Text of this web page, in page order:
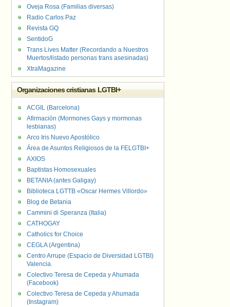
Oveja Rosa (Familias diversas)
Radio Carlos Paz
Revista GQ
SentidoG
Trans Lives Matter (Recordando a Nuestros
Muertos/listado personas trans asesinadas)
XtraMagazine
Organizaciones cristianas LGTBI+
ACGIL (Barcelona)
Afirmación (Mormones Gays y mormonas
lesbianas)
Arco Iris Nuevo Apostólico
Área de Asuntos Religiosos de la FELGTBI+
AXIOS
Baptistas Homosexuales
BETANIA (antes Galigay)
Biblioteca LGTTB «Oscar Hermes Villordo»
Blog de Betania
Cammini di Speranza (Italia)
CATHOGAY
Catholics for Choice
CEGLA (Argentina)
Centro Arrupe (Espacio de Diversidad LGTBI)
Valencia.
Colectivo Teresa de Cepeda y Ahumada
(Facebook)
Colectivo Teresa de Cepeda y Ahumada
(Instagram)